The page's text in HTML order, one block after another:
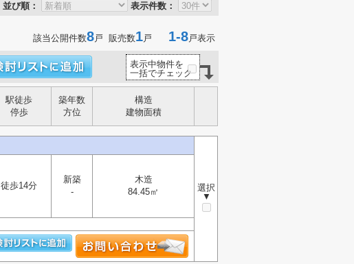
並び順： 表示件数：
該当公開件数8戸 販売数1戸 1-8戸表示
表示中物件を
一括でチェック
駅徒歩
停歩
築年数
方位
構造
建物面積
選択
▼
徒歩14分
新築
-
木造
84.45㎡